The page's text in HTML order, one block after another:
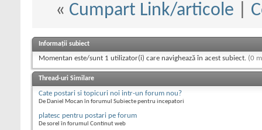
« Cumpart Link/articole
Informații subiect
Momentan este/sunt 1 utilizator(i) care navighează în acest subiect. (0
Thread-uri Similare
Cate postari si topicuri noi intr-un forum nou?
De Daniel Mocan în forumul Subiecte pentru incepatori
platesc pentru postari pe forum
De sorel în forumul Continut web